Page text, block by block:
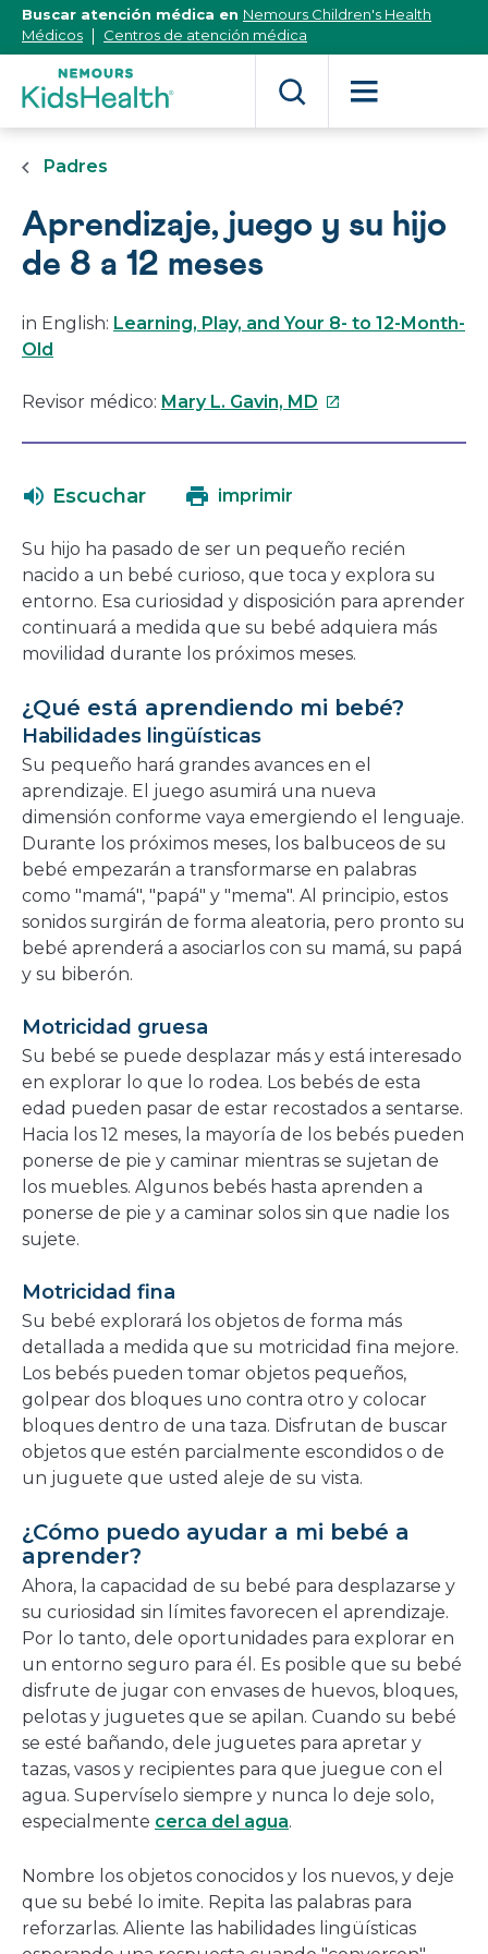
[Skip
Content]
Buscar atención médica en Nemours Children's Health
Médicos
Centros de atención médica
Padres
Aprendizaje, juego y su hijo
de 8 a 12 meses
in English: Learning, Play, and Your 8- to 12-Month-
Old
Revisor médico: Mary L. Gavin, MD Este
nueva
ventana
Escuchar imprimir
Su hijo ha pasado de ser un pequeño recién
nacido a un bebé curioso, que toca y explora su
entorno. Esa curiosidad y disposición para aprender
continuará a medida que su bebé adquiera más
movilidad durante los próximos meses.
¿Qué está aprendiendo mi bebé?
Habilidades lingüísticas
Su pequeño hará grandes avances en el
aprendizaje. El juego asumirá una nueva
dimensión conforme vaya emergiendo el lenguaje.
Durante los próximos meses, los balbuceos de su
bebé empezarán a transformarse en palabras
como "mamá", "papá" y "mema". Al principio, estos
sonidos surgirán de forma aleatoria, pero pronto su
bebé aprenderá a asociarlos con su mamá, su papá
y su biberón.
Motricidad gruesa
Su bebé se puede desplazar más y está interesado
en explorar lo que lo rodea. Los bebés de esta
edad pueden pasar de estar recostados a sentarse.
Hacia los 12 meses, la mayoría de los bebés pueden
ponerse de pie y caminar mientras se sujetan de
los muebles. Algunos bebés hasta aprenden a
ponerse de pie y a caminar solos sin que nadie los
sujete.
Motricidad fina
Su bebé explorará los objetos de forma más
detallada a medida que su motricidad fina mejore.
Los bebés pueden tomar objetos pequeños,
golpear dos bloques uno contra otro y colocar
bloques dentro de una taza. Disfrutan de buscar
objetos que estén parcialmente escondidos o de
un juguete que usted aleje de su vista.
¿Cómo puedo ayudar a mi bebé a
aprender?
Ahora, la capacidad de su bebé para desplazarse y
su curiosidad sin límites favorecen el aprendizaje.
Por lo tanto, dele oportunidades para explorar en
un entorno seguro para él. Es posible que su bebé
disfrute de jugar con envases de huevos, bloques,
pelotas y juguetes que se apilan. Cuando su bebé
se esté bañando, dele juguetes para apretar y
tazas, vasos y recipientes para que juegue con el
agua. Supervíselo siempre y nunca lo deje solo,
especialmente cerca del agua.
Nombre los objetos conocidos y los nuevos, y deje
que su bebé lo imite. Repita las palabras para
reforzarlas. Aliente las habilidades lingüísticas